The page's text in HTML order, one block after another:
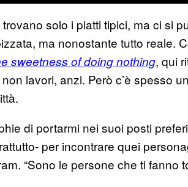
solo i piatti tipici, ma ci si
ma nonostante tutto reale.
sweetness of doing nothing, qui
lavori, anzi. Però c’è spesso
di portarmi nei suoi posti
per incontrare quei
“Sono le persone che ti fanno